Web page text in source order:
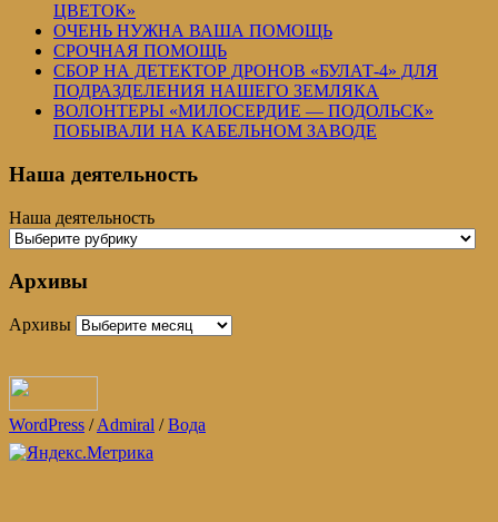
ЦВЕТОК»
ОЧЕНЬ НУЖНА ВАША ПОМОЩЬ
СРОЧНАЯ ПОМОЩЬ
СБОР НА ДЕТЕКТОР ДРОНОВ «БУЛАТ-4» ДЛЯ
ПОДРАЗДЕЛЕНИЯ НАШЕГО ЗЕМЛЯКА
ВОЛОНТЕРЫ «МИЛОСЕРДИЕ — ПОДОЛЬСК»
ПОБЫВАЛИ НА КАБЕЛЬНОМ ЗАВОДЕ
Наша деятельность
Наша деятельность
Архивы
Архивы
WordPress /Admiral /Вода